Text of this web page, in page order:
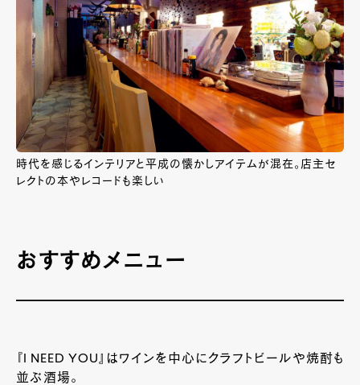
時代を感じるインテリアと平成の懐かしアイテムが混在。店主セ
レクトの本やレコードも楽しい
おすすめメニュー
『I NEED YOU』はワインを中心にクラフトビールや焼酎も
並ぶ酒場。